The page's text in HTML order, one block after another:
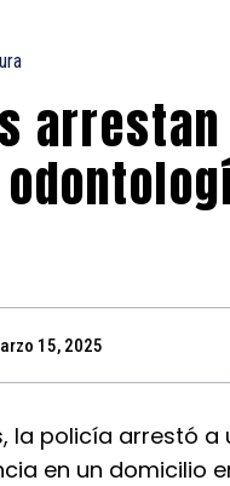
15, 2025
la policía
en un domicilio